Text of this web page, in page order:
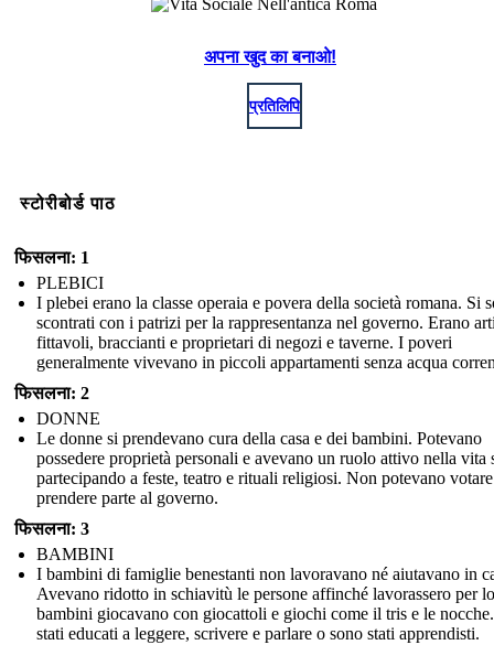
अपना खुद का बनाओ!
प्रतिलिपि
स्टोरीबोर्ड पाठ
फिसलना: 1
PLEBICI
I plebei erano la classe operaia e povera della società romana. Si
scontrati con i patrizi per la rappresentanza nel governo. Erano
fittavoli, braccianti e proprietari di negozi e taverne. I poveri
generalmente vivevano in piccoli appartamenti senza acqua
फिसलना: 2
DONNE
Le donne si prendevano cura della casa e dei bambini. Potevano
possedere proprietà personali e avevano un ruolo attivo nella vita
partecipando a feste, teatro e rituali religiosi. Non potevano
prendere parte al governo.
फिसलना: 3
BAMBINI
I bambini di famiglie benestanti non lavoravano né aiutavano in
Avevano ridotto in schiavitù le persone affinché lavorassero per
bambini giocavano con giocattoli e giochi come il tris e le
stati educati a leggere, scrivere e parlare o sono stati apprendisti.